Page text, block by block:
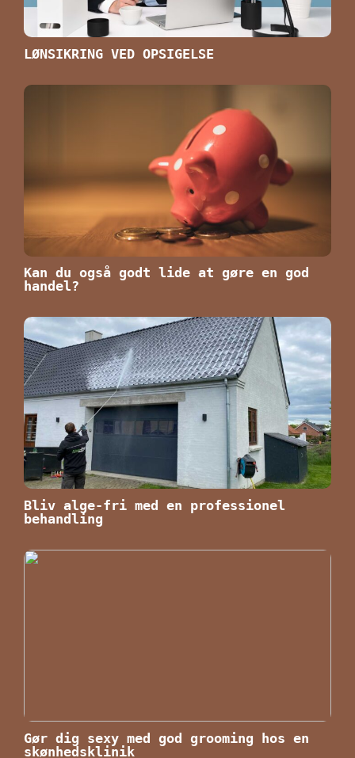
LØNSIKRING VED OPSIGELSE
Kan du også godt lide at gøre en god
handel?
Bliv alge-fri med en professionel
behandling
Gør dig sexy med god grooming hos en
skønhedsklinik